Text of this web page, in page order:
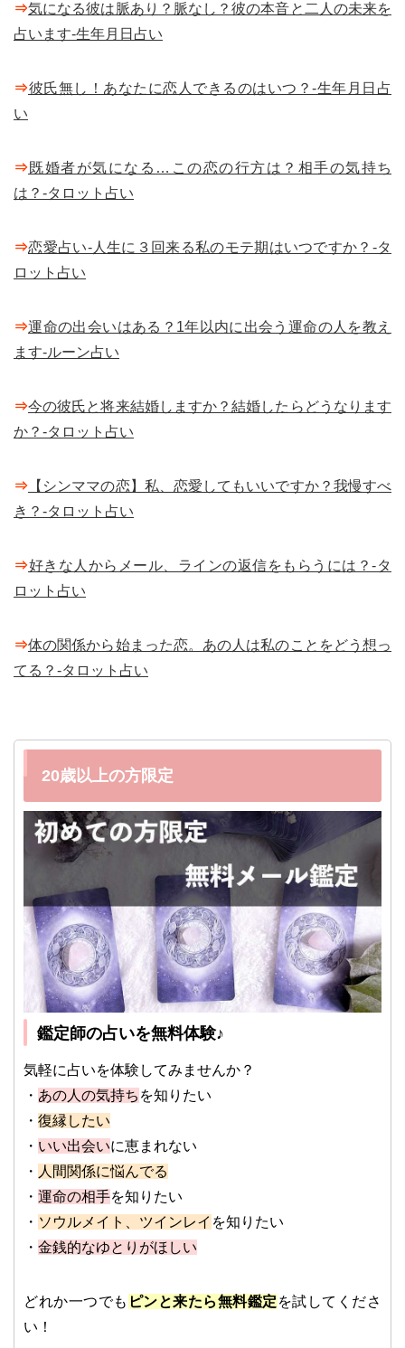
⇒気になる彼は脈あり？脈なし？彼の本音と二人の未来を
占います-生年月日占い
⇒彼氏無し！あなたに恋人できるのはいつ？-生年月日占
い
⇒既婚者が気になる…この恋の行方は？相手の気持ち
は？-タロット占い
⇒恋愛占い-人生に３回来る私のモテ期はいつですか？-タ
ロット占い
⇒運命の出会いはある？1年以内に出会う運命の人を教え
ます-ルーン占い
⇒今の彼氏と将来結婚しますか？結婚したらどうなります
か？-タロット占い
⇒ 【シンママの恋】私、恋愛してもいいですか？我慢すべ
き？-タロット占い
⇒好きな人からメール、ラインの返信をもらうには？-タ
ロット占い
⇒体の関係から始まった恋。あの人は私のことをどう想っ
てる？-タロット占い
20歳以上の方限定
鑑定師の占いを無料体験♪
気軽に占いを体験してみませんか？
・ あの人の気持ち を知りたい
・ 復縁したい
・ いい出会いに恵まれない
・ 人間関係に悩んでる
・ 運命の相手を知りたい
・ ソウルメイト、ツインレイ を知りたい
・ 金銭的なゆとりがほしい
どれか一つでも ピンと来たら無料鑑定 を試してくださ
い！